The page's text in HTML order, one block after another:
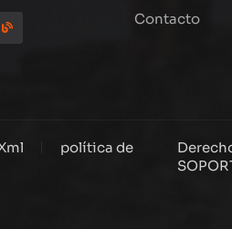
han
Contacto
política de